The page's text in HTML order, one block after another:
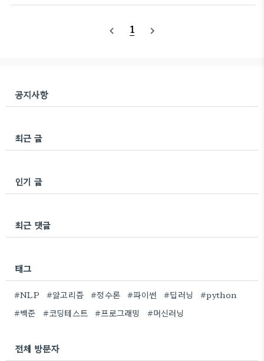
색박스)가 부모요소(상단 검정색 박스)를 넘어가더라
면 아래와 같이 자식요소에서 넘어가는 부분을 숨겨준
지 않는다면 visible처럼 전부 보여주는데, 자식요소
가 넘어간다면 hidden처럼 숨기고 스크롤바를 제공
navigate_before 1 navigate_next
공지사항
최근 글
인기 글
최근 댓글
태그
#NLP #알고리즘 #정수론 #파이썬 #딥러닝
#python
#백준
#코딩테스트 #프로그래밍 #머신러닝
전체 방문자